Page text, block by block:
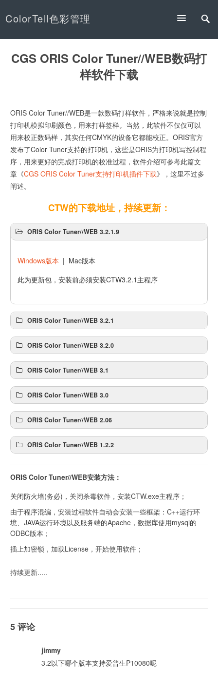
ColorTell色彩管理
CGS ORIS Color Tuner//WEB数码打
样软件下载
ORIS Color Tuner//WEB是一款数码打样软件，严格来说就是控制
打印机模拟印刷颜色，用来打样签样。当然，此软件不仅仅可以
用来校正数码样，其实任何CMYK的设备它都能校正。ORIS官方
发布了Color Tuner支持的打印机，这些是ORIS为打印机写控制程
序，用来更好的完成打印机的校准过程，软件介绍可参考此篇文
章《CGS ORIS Color Tuner支持打印机插件下载》，这里不过多
阐述。
CTW的下载地址，持续更新：
ORIS Color Tuner//WEB 3.2.1.9
Windows版本 | Mac版本
此为更新包，安装前必须安装CTW3.2.1主程序
ORIS Color Tuner//WEB 3.2.1
ORIS Color Tuner//WEB 3.2.0
ORIS Color Tuner//WEB 3.1
ORIS Color Tuner//WEB 3.0
ORIS Color Tuner//WEB 2.06
ORIS Color Tuner//WEB 1.2.2
ORIS Color Tuner//WEB安装方法：
关闭防火墙(务必)，关闭杀毒软件，安装CTW.exe主程序；
由于程序混编，安装过程软件自动会安装一些框架：C++运行环
境、JAVA运行环境以及服务端的Apache，数据库使用mysql的
ODBC版本；
插上加密锁，加载License，开始使用软件；
持续更新.....
5 评论
jimmy
3.2以下哪个版本支持爱普生P10080呢